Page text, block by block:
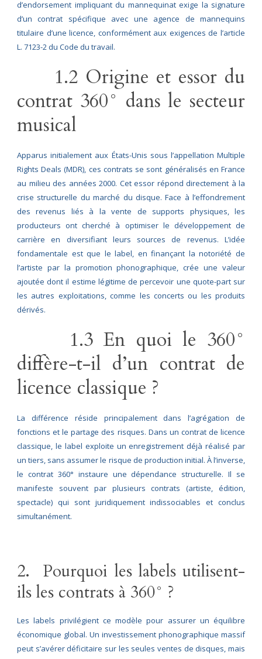
d’endorsement impliquant du mannequinat exige la signature
d’un contrat spécifique avec une agence de mannequins
titulaire d’une licence, conformément aux exigences de l’article
L. 7123-2 du Code du travail.
1.2 Origine et essor du
contrat 360° dans le secteur
musical
Apparus initialement aux États-Unis sous l’appellation Multiple
Rights Deals (MDR), ces contrats se sont généralisés en France
au milieu des années 2000. Cet essor répond directement à la
crise structurelle du marché du disque. Face à l’effondrement
des revenus liés à la vente de supports physiques, les
producteurs ont cherché à optimiser le développement de
carrière en diversifiant leurs sources de revenus. L’idée
fondamentale est que le label, en finançant la notoriété de
l’artiste par la promotion phonographique, crée une valeur
ajoutée dont il estime légitime de percevoir une quote-part sur
les autres exploitations, comme les concerts ou les produits
dérivés.
1.3 En quoi le 360°
diffère-t-il d’un contrat de
licence classique ?
La différence réside principalement dans l’agrégation de
fonctions et le partage des risques. Dans un contrat de licence
classique, le label exploite un enregistrement déjà réalisé par
un tiers, sans assumer le risque de production initial. À l’inverse,
le contrat 360° instaure une dépendance structurelle. Il se
manifeste souvent par plusieurs contrats (artiste, édition,
spectacle) qui sont juridiquement indissociables et conclus
simultanément.
2. Pourquoi les labels utilisent-
ils les contrats à 360° ?
Les labels privilégient ce modèle pour assurer un équilibre
économique global. Un investissement phonographique massif
peut s’avérer déficitaire sur les seules ventes de disques, mais